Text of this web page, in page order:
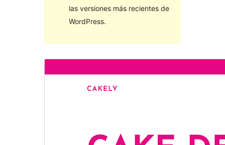
las versiones más recientes de
WordPress.